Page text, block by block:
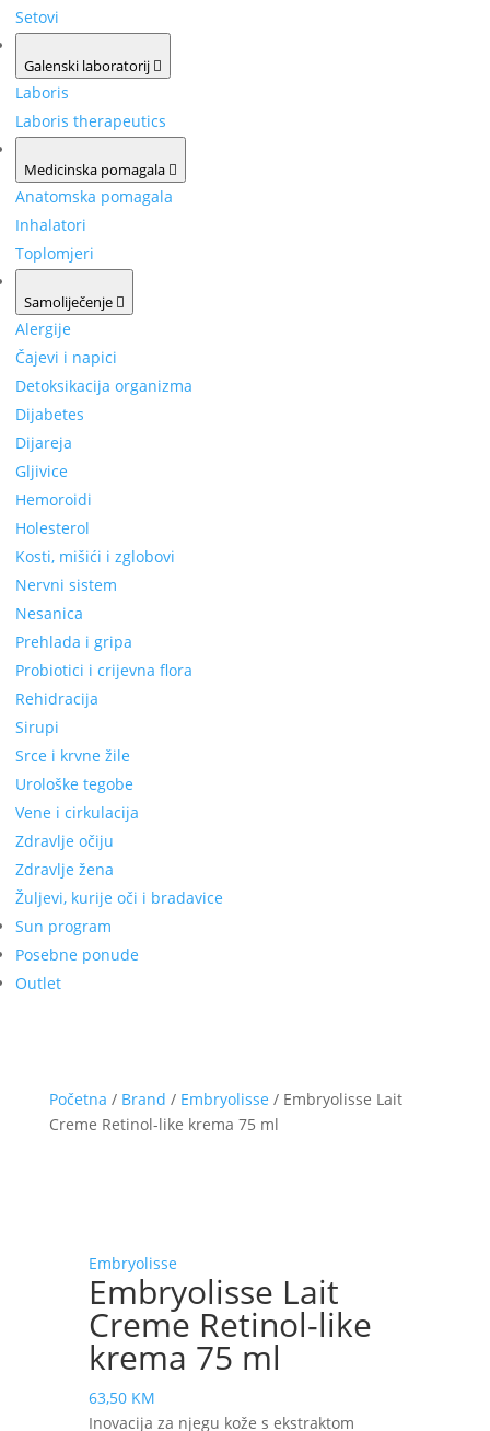
Setovi
Galenski laboratorij
Laboris
Laboris therapeutics
Medicinska pomagala
Anatomska pomagala
Inhalatori
Toplomjeri
Samoliječenje
Alergije
Čajevi i napici
Detoksikacija organizma
Dijabetes
Dijareja
Gljivice
Hemoroidi
Holesterol
Kosti, mišići i zglobovi
Nervni sistem
Nesanica
Prehlada i gripa
Probiotici i crijevna flora
Rehidracija
Sirupi
Srce i krvne žile
Urološke tegobe
Vene i cirkulacija
Zdravlje očiju
Zdravlje žena
Žuljevi, kurije oči i bradavice
Sun program
Posebne ponude
Outlet
Početna / Brand / Embryolisse / Embryolisse Lait
Creme Retinol-like krema 75 ml
Embryolisse
Embryolisse Lait
Creme Retinol-like
krema 75 ml
63,50 KM
Inovacija za njegu kože s ekstraktom